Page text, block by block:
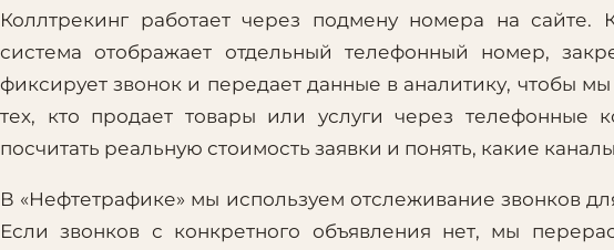
Коллтрекинг работает через подмену номера на сайте.
система отображает отдельный телефонный номер,
фиксирует звонок и передает данные в аналитику, чтобы
тех, кто продает товары или услуги через телефонные
посчитать реальную стоимость заявки и понять, какие
В «Нефтетрафике» мы используем отслеживание звонков
Если звонков с конкретного объявления нет, мы